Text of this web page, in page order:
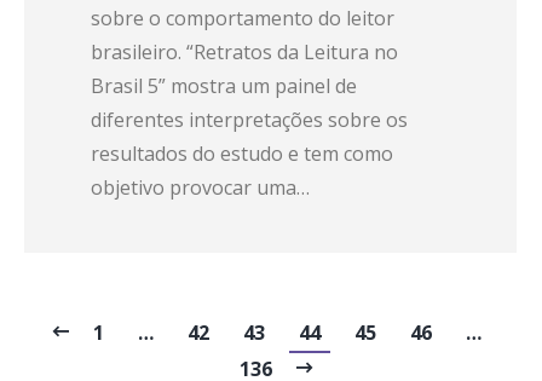
sobre o comportamento do leitor
brasileiro. “Retratos da Leitura no
Brasil 5” mostra um painel de
diferentes interpretações sobre os
resultados do estudo e tem como
objetivo provocar uma…
1 … 42 43 44 45 46
…
136